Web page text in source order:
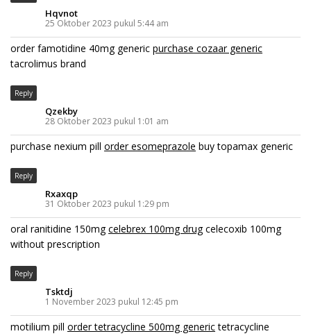
Hqvnot
25 Oktober 2023 pukul 5:44 am
order famotidine 40mg generic purchase cozaar generic
tacrolimus brand
Reply
Qzekby
28 Oktober 2023 pukul 1:01 am
purchase nexium pill order esomeprazole buy topamax generic
Reply
Rxaxqp
31 Oktober 2023 pukul 1:29 pm
oral ranitidine 150mgcelebrex 100mg drugcelecoxib 100mg
without prescription
Reply
Tsktdj
1 November 2023 pukul 12:45 pm
motilium pill order tetracycline 500mg generictetracycline